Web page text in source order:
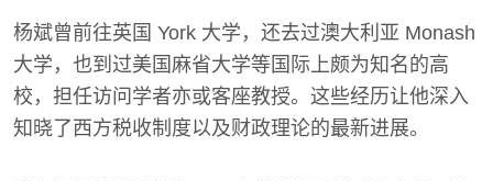
杨斌曾前往英国 York 大学，还去过澳大利亚 Monash
大学，也到过美国麻省大学等国际上颇为知名的高
校，担任访问学者亦或客座教授。这些经历让他深入
知晓了西方税收制度以及财政理论的最新进展。